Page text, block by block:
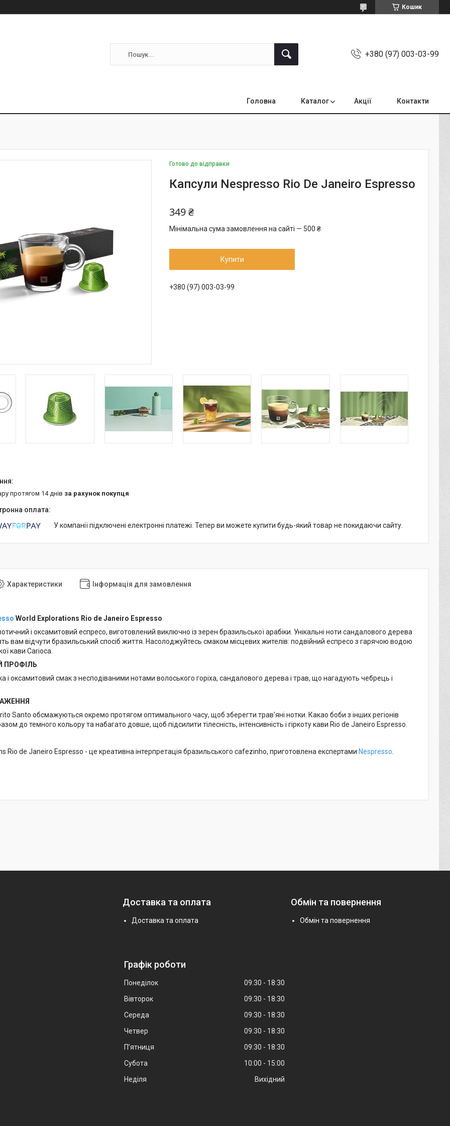
Кошик
+380 (97) 003-03-99
Головна Каталог Акції Контакти
Готово до відправки
Капсули Nespresso Rio De Janeiro Espresso
349 ₴
Мінімальна сума замовлення на сайті — 500 ₴
Купити
+380 (97) 003-03-99
протягом 14 днів за рахунок покупця
У компанії підключені електронні платежі. Тепер ви можете купити будь-який товар не покидаючи сайту.
Характеристики Інформація для замовлення
World Explorations Rio de Janeiro Espresso
і оксамитовий еспресо, виготовлений виключно із зерен бразильської арабіки. Унікальні ноти сандалового дерева
вам відчути бразильський спосіб життя. Насолоджуйтесь смаком місцевих жителів: подвійний еспресо з гарячою водою
кави Carioca.
ПРОФІЛЬ
і оксамитовий смак з несподіваними нотами волоського горіха, сандалового дерева і трав, що нагадують чебрець і
Santo обсмажуються окремо протягом оптимального часу, щоб зберегти трав'яні нотки. Какао боби з інших регіонів
до темного кольору та набагато довше, щоб підсилити тілесність, інтенсивність і гіркоту кави Rio de Janeiro Espresso.
Rio de Janeiro Espresso - це креативна інтерпретація бразильського cafezinho, приготовлена експертами Nespresso
Доставка та оплата
Доставка та оплата
Обмін та повернення
Обмін та повернення
Графік роботи
Понеділок 09:30
18:30
Вівторок
09:30
18:30
Середа
09:30
18:30
Четвер
09:30
18:30
Пʼятниця
09:30
18:30
Субота
10:00
15:00
Неділя
Вихідний